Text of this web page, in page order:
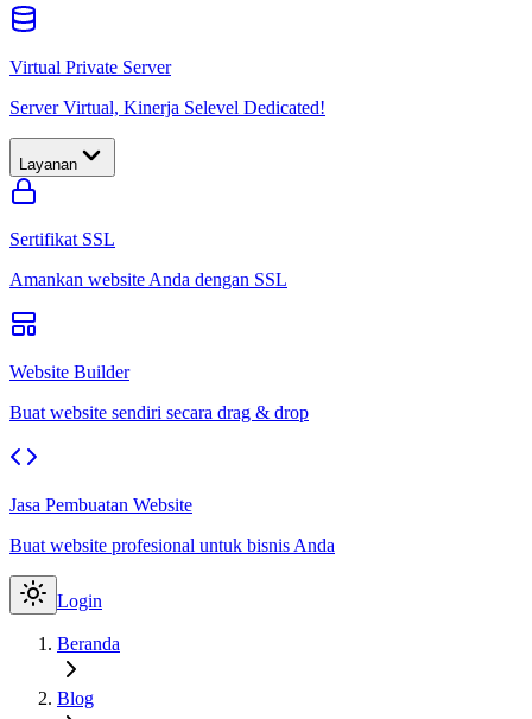
Virtual Private Server
Server Virtual, Kinerja Selevel Dedicated!
Layanan
Sertifikat SSL
Amankan website Anda dengan SSL
Website Builder
Buat website sendiri secara drag & drop
Jasa Pembuatan Website
Buat website profesional untuk bisnis Anda
Login
Beranda
Blog